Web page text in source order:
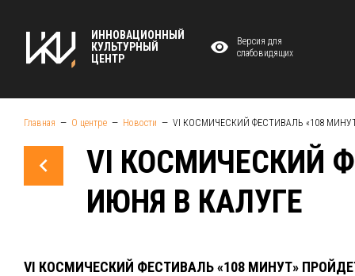
ИННОВАЦИОННЫЙ
КУЛЬТУРНЫЙ
ЦЕНТР
Версия для
слабовидящих
Главная О центре Новости VI КОСМИЧЕСКИЙ ФЕСТИВАЛЬ «108
VI КОСМИЧЕСКИЙ
ИЮНЯ В КАЛУГЕ
VI КОСМИЧЕСКИЙ ФЕСТИВАЛЬ «108 МИНУТ»